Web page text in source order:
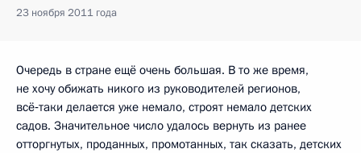
23 ноября 2011 года
Очередь в стране ещё очень большая. В то же время,
не хочу обижать никого из руководителей регионов,
всё‑таки делается уже немало, строят немало детских
садов. Значительное число удалось вернуть из ранее
отторгнутых, проданных, промотанных, так сказать, детских